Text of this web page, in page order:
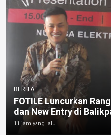
BERITA
FOTILE Luncurkan
dan New Entry di
11 jam yang lalu